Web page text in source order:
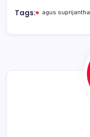
b A
Tags: agus suprijantha